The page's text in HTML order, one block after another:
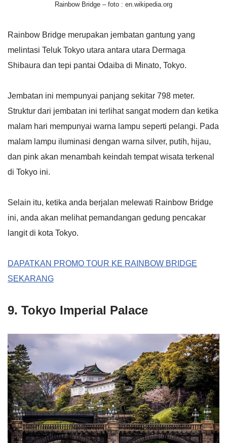
Rainbow Bridge – foto : en.wikipedia.org
Rainbow Bridge merupakan jembatan gantung yang
melintasi Teluk Tokyo utara antara utara Dermaga
Shibaura dan tepi pantai Odaiba di Minato, Tokyo.
Jembatan ini mempunyai panjang sekitar 798 meter.
Struktur dari jembatan ini terlihat sangat modern dan ketika
malam hari mempunyai warna lampu seperti pelangi. Pada
malam lampu iluminasi dengan warna silver, putih, hijau,
dan pink akan menambah keindah tempat wisata terkenal
di Tokyo ini.
Selain itu, ketika anda berjalan melewati Rainbow Bridge
ini, anda akan melihat pemandangan gedung pencakar
langit di kota Tokyo.
DAPATKAN PROMO TOUR KE RAINBOW BRIDGE
SEKARANG
9. Tokyo Imperial Palace